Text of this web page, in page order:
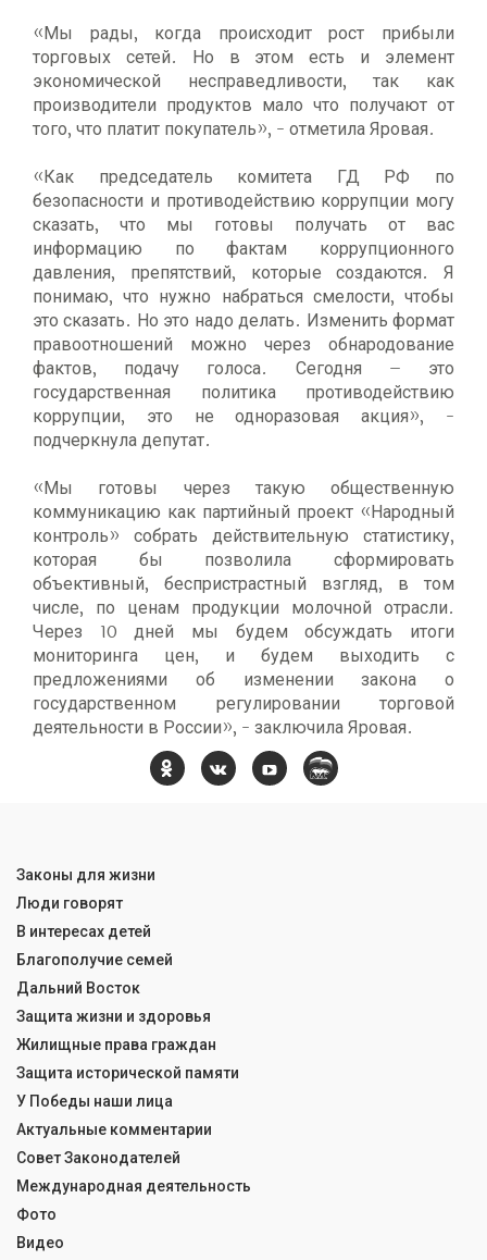
«Мы рады, когда происходит рост прибыли
торговых сетей. Но в этом есть и элемент
экономической несправедливости, так как
производители продуктов мало что получают от
того, что платит покупатель», - отметила Яровая.
«Как председатель комитета ГД РФ по
безопасности и противодействию коррупции могу
сказать, что мы готовы получать от вас
информацию по фактам коррупционного
давления, препятствий, которые создаются. Я
понимаю, что нужно набраться смелости, чтобы
это сказать. Но это надо делать. Изменить формат
правоотношений можно через обнародование
фактов, подачу голоса. Сегодня – это
государственная политика противодействию
коррупции, это не одноразовая акция», -
подчеркнула депутат.
«Мы готовы через такую общественную
коммуникацию как партийный проект «Народный
контроль» собрать действительную статистику,
которая бы позволила сформировать
объективный, беспристрастный взгляд, в том
числе, по ценам продукции молочной отрасли.
Через 10 дней мы будем обсуждать итоги
мониторинга цен, и будем выходить с
предложениями об изменении закона о
государственном регулировании торговой
деятельности в России», - заключила Яровая.
Законы для жизни
Люди говорят
В интересах детей
Благополучие семей
Дальний Восток
Защита жизни и здоровья
Жилищные права граждан
Защита исторической памяти
У Победы наши лица
Актуальные комментарии
Совет Законодателей
Международная деятельность
Фото
Видео